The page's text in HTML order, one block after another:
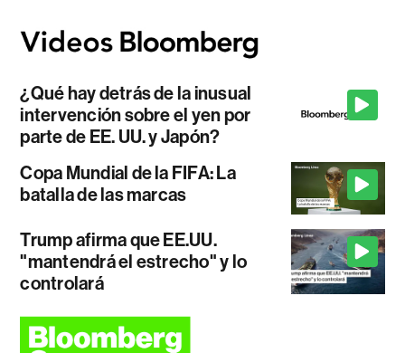
¿Qué hay detrás de la inusual
intervención sobre el yen por
parte de EE. UU. y Japón?
Copa Mundial de la FIFA: La
batalla de las marcas
Trump afirma que EE.UU.
"mantendrá el estrecho" y lo
controlará